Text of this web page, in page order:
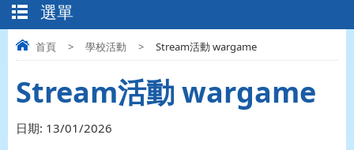
選單
首頁 > 學校活動 > Stream活動 wargame
Stream活動 wargame
日期: 13/01/2026